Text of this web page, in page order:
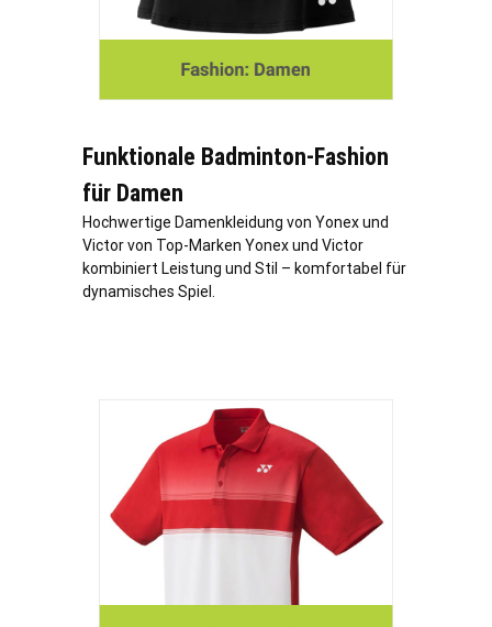
Funktionale Badminton-Fashion
für Damen
Hochwertige Damenkleidung von Yonex und
Victor von Top-Marken Yonex und Victor
kombiniert Leistung und Stil – komfortabel für
dynamisches Spiel.